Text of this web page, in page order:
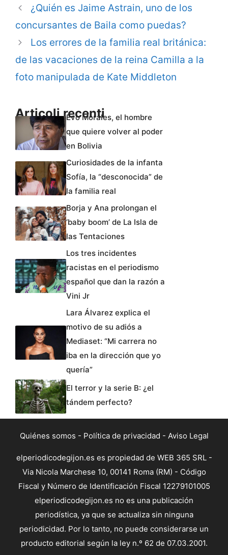
¿Quién es Jaime Astrain, uno de los
concursantes de Baila como puedas?
Los errores de la familia real británica:
de las vacaciones de la reina Camilla a la
foto manipulada de Kate Middleton
Articoli recentiEvo Morales, el hombre
que quiere volver al poder
en Bolivia
Curiosidades de la infanta
Sofía, la “desconocida” de
la familia real
Borja y Ana prolongan el
‘baby boom’ de La Isla de
las Tentaciones
Los tres incidentes
racistas en el periodismo
español que dan la razón a
Vini Jr
Lara Álvarez explica el
motivo de su adiós a
Mediaset: “Mi carrera no
iba en la dirección que yo
quería”
El terror y la serie B: ¿el
tándem perfecto?
Quiénes somos - Política de privacidad - Aviso Legal
elperiodicodegijon.es es propiedad de WEB 365 SRL -
Via Nicola Marchese 10, 00141 Roma (RM) - Código
Fiscal y Número de Identificación Fiscal 12279101005
elperiodicodegijon.es no es una publicación
periodística, ya que se actualiza sin ninguna
periodicidad. Por lo tanto, no puede considerarse un
producto editorial según la ley n.º 62 de 07.03.2001.